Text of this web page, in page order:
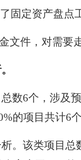
固定资产盘点
文件，对需要
数6个，涉及
的项目共计6
。 该类项目总